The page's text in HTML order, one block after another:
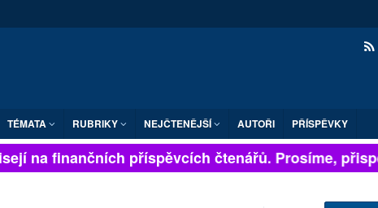
TÉMATA RUBRIKY NEJČTENĚJŠÍ AUTOŘI PŘÍSPĚVKY
na finančních příspěvcích čtenářů. Prosíme,